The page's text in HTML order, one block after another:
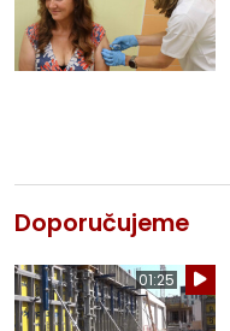
Doporučujeme
01:25